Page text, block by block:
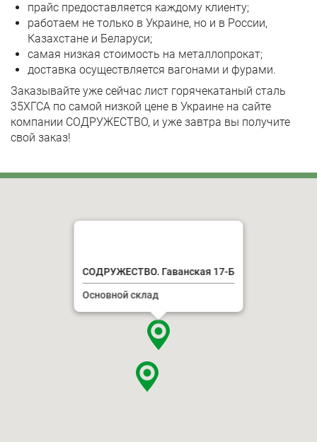
прайс предоставляется каждому клиенту;
работаем не только в Украине, но и в России,
Казахстане и Беларуси;
самая низкая стоимость на металлопрокат;
доставка осуществляется вагонами и фурами.
Заказывайте уже сейчас лист горячекатаный сталь
35ХГСА по самой низкой цене в Украине на сайте
компании СОДРУЖЕСТВО, и уже завтра вы получите
свой заказ!
СОДРУЖЕСТВО. Гаванская 17-Б
Основной склад